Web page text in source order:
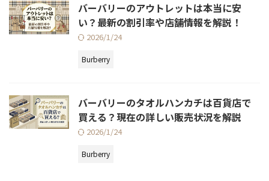
バーバリーのアウトレットは本当に安
い？最新の割引率や店舗情報を解説！
2026/1/24
Burberry
バーバリーのタオルハンカチは百貨店で
買える？現在の詳しい販売状況を解説
2026/1/24
Burberry